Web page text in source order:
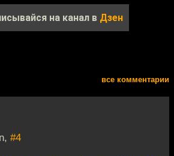
на канал в Дзен
все комментарии
#4